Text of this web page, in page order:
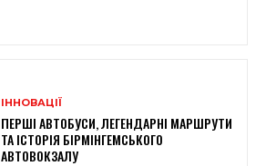
ІННОВАЦІЇ
ПЕРШІ АВТОБУСИ, ЛЕГЕНДАРНІ МАРШРУТИ
ТА ІСТОРІЯ БІРМІНГЕМСЬКОГО
АВТОВОКЗАЛУ